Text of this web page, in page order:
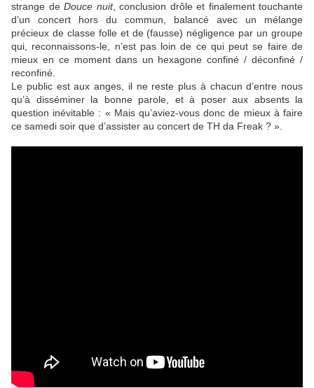
strange de Douce nuit, conclusion drôle et finalement touchante
d’un concert hors du commun, balancé avec un mélange
précieux de classe folle et de (fausse) négligence par un groupe
qui, reconnaissons-le, n’est pas loin de ce qui peut se faire de
mieux en ce moment dans un hexagone confiné / déconfiné /
reconfiné.
Le public est aux anges, il ne reste plus à chacun d’entre nous
qu’à disséminer la bonne parole, et à poser aux absents la
question inévitable : « Mais qu’aviez-vous donc de mieux à faire
ce samedi soir que d’assister au concert de TH da Freak ? ».